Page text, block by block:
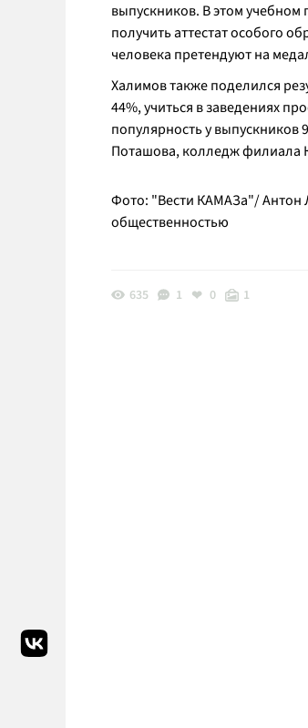
выпускников. В этом учебном
получить аттестат особого
человека претендуют на
Халимов также поделился
44%, учиться в заведениях
популярность у выпускников
Поташова, колледж филиала
Фото: "Вести КАМАЗа"/ Антон
общественностью
635 1 0 1